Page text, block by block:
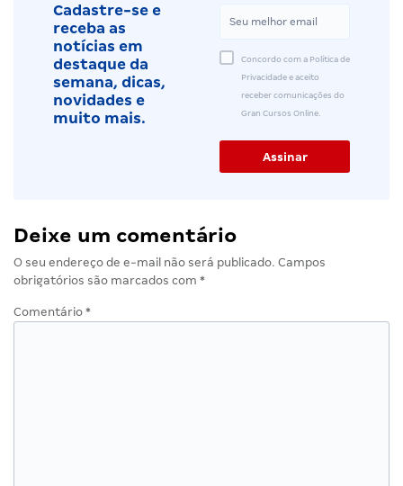
Cadastre-se e
receba as
notícias em
destaque da
semana, dicas,
novidades e
muito mais.
Concordo com a Política de
Privacidade e aceito
receber comunicações do
Gran Cursos Online.
Deixe um comentário
O seu endereço de e-mail não será publicado. Campos
obrigatórios são marcados com *
Comentário *